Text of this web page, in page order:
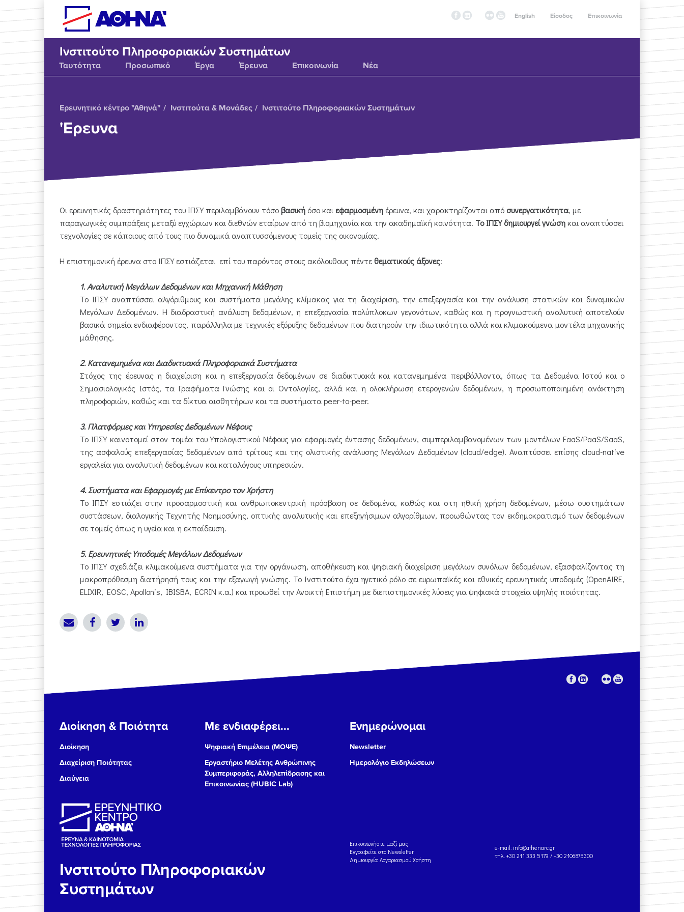
Skip to main content
Επικοινωνία
Είσοδος
English
Ινστιτούτο Πληροφοριακών Συστημάτων
Ταυτότητα Προσωπικό Έργα Έρευνα Επικοινωνία Νέα
Ερευνητικό κέντρο "Αθηνά" Ινστιτούτα & Μονάδες Ινστιτούτο Πληροφοριακών Συστημάτων
'Ερευνα
Οι ερευνητικές δραστηριότητες του ΙΠΣΥ περιλαμβάνουν τόσοβασική όσο και εφαρμοσμένη έρευνα, και χαρακτηρίζονται από συνεργατικότητα, με
παραγωγικές συμπράξεις μεταξύ εγχώριων και διεθνών εταίρων από τη βιομηχανία και την ακαδημαϊκή κοινότητα. Το ΙΠΣΥ δημιουργεί γνώσηκαι αναπτύσσει
τεχνολογίες σε κάποιους από τους πιο δυναμικά αναπτυσσόμενους τομείς της οικονομίας.
Η επιστημονική έρευνα στο ΙΠΣΥ εστιάζεται επί του παρόντος στους ακόλουθους πέντεθεματικούς άξονες:
1. Αναλυτική Μεγάλων Δεδομένων και Μηχανική Μάθηση
Το ΙΠΣΥ αναπτύσσει αλγόριθμους και συστήματα μεγάλης κλίμακας για τη διαχείριση, την επεξεργασία και την ανάλυση στατικών και δυναμικών
Μεγάλων Δεδομένων. Η διαδραστική ανάλυση δεδομένων, η επεξεργασία πολύπλοκων γεγονότων, καθώς και η προγνωστική αναλυτική αποτελούν
βασικά σημεία ενδιαφέροντος, παράλληλα με τεχνικές εξόρυξης δεδομένων που διατηρούν την ιδιωτικότητα αλλά και κλιμακούμενα μοντέλα μηχανικής
μάθησης.
2. Κατανεμημένα και Διαδικτυακά Πληροφοριακά Συστήματα
Στόχος της έρευνας η διαχείριση και η επεξεργασία δεδομένων σε διαδικτυακά και κατανεμημένα περιβάλλοντα, όπως τα Δεδομένα Ιστού και o
Σημασιολογικός Ιστός, τα Γραφήματα Γνώσης και οι Οντολογίες, αλλά και η ολοκλήρωση ετερογενών δεδομένων, η προσωποποιημένη ανάκτηση
πληροφοριών, καθώς και τα δίκτυα αισθητήρων και τα συστήματα peer-to-peer.
3. Πλατφόρμες και Υπηρεσίες Δεδομένων Νέφους
Το ΙΠΣΥ καινοτομεί στον τομέα του Υπολογιστικού Νέφους για εφαρμογές έντασης δεδομένων, συμπεριλαμβανομένων των μοντέλων FaaS/PaaS/SaaS,
της ασφαλούς επεξεργασίας δεδομένων από τρίτους και της ολιστικής ανάλυσης Μεγάλων Δεδομένων (cloud/edge). Αναπτύσσει επίσης cloud-native
εργαλεία για αναλυτική δεδομένων και καταλόγους υπηρεσιών.
4. Συστήματα και Εφαρμογές με Επίκεντρο τον Χρήστη
Το ΙΠΣΥ εστιάζει στην προσαρμοστική και ανθρωποκεντρική πρόσβαση σε δεδομένα, καθώς και στη ηθική χρήση δεδομένων, μέσω συστημάτων
συστάσεων, διαλογικής Τεχνητής Νοημοσύνης, οπτικής αναλυτικής και επεξηγήσιμων αλγορίθμων, προωθώντας τον εκδημοκρατισμό των δεδομένων
σε τομείς όπως η υγεία και η εκπαίδευση.
5. Ερευνητικές Υποδομές Μεγάλων Δεδομένων
Το ΙΠΣΥ σχεδιάζει κλιμακούμενα συστήματα για την οργάνωση, αποθήκευση και ψηφιακή διαχείριση μεγάλων συνόλων δεδομένων, εξασφαλίζοντας τη
μακροπρόθεσμη διατήρησή τους και την εξαγωγή γνώσης. Το Ινστιτούτο έχει ηγετικό ρόλο σε ευρωπαϊκές και εθνικές ερευνητικές υποδομές (OpenAIRE,
ELIXIR, EOSC, Apollonis, IBISBA, ECRIN κ.α.) και προωθεί την Ανοικτή Επιστήμη με διεπιστημονικές λύσεις για ψηφιακά στοιχεία υψηλής ποιότητας.
Διοίκηση & Ποιότητα
Διοίκηση
Διαχείριση Ποιότητας
Διαύγεια
Με ενδιαφέρει...
Ψηφιακή Επιμέλεια (ΜΟΨΕ)
Εργαστήριο Μελέτης Ανθρώπινης
Συμπεριφοράς, Αλληλεπίδρασης και
Επικοινωνίας (HUBIC Lab)
Ενημερώνομαι
Newsletter
Ημερολόγιο Εκδηλώσεων
Ινστιτούτο Πληροφοριακών
Συστημάτων
Eπικοινωνήστε μαζί μας
Εγγραφείτε στο Newsletter
Δημιουργία Λογαριασμού Χρήστη
e-mail: info@athenarc.gr
τηλ. +30 211 333 5179 / +30 2106875300